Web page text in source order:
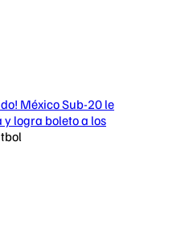
México Sub-20 le
logra boleto a los